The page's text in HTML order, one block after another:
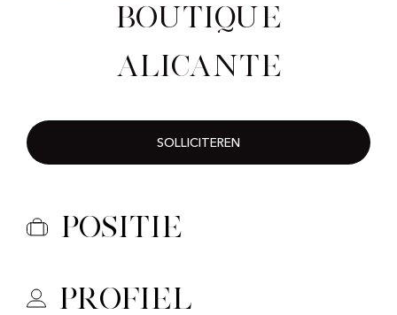
Boutique
Alicante
SOLLICITEREN
Positie
Profiel